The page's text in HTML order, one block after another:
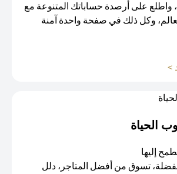
واطلع على أرصدة حساباتك المتنوعة مع
وكل ذلك في صفحة واحدة آمنة
>
الحياة​
إليها
تسوق من أفضل المتاجر، دلل